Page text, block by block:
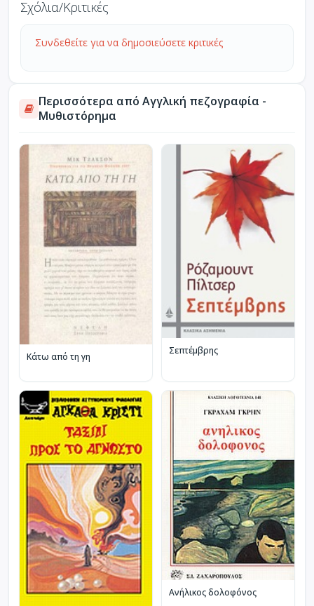
Σχόλια/Κριτικές
Συνδεθείτε για να δημοσιεύσετε κριτικές
Περισσότερα από Αγγλική πεζογραφία -
Μυθιστόρημα
Κάτω από τη γη Σεπτέμβρης
Ανήλικος δολοφόνος